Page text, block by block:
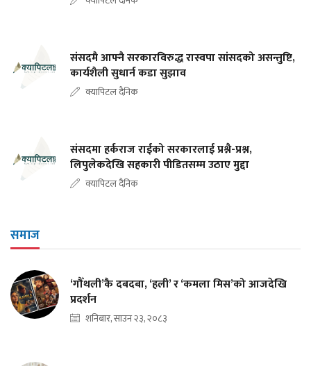
संसदमै आफ्नै सरकारविरुद्ध रास्वपा सांसदको असन्तुष्टि,
कार्यशैली सुधार्न कडा सुझाव
क्यापिटल दैनिक
संसदमा हर्कराज राईको सरकारलाई प्रश्नै-प्रश्न,
लिपुलेकदेखि सहकारी पीडितसम्म उठाए मुद्दा
क्यापिटल दैनिक
समाज
‘गौँथली’कै दबदबा, ‘हली’ र ‘कमला मिस’को आजदेखि
प्रदर्शन
शनिबार, साउन २३, २०८३